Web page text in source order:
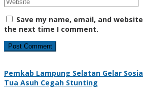
Save my name, email, and
the next time I comment.
Pemkab Lampung Selatan Gelar
Tua Asuh Cegah Stunting